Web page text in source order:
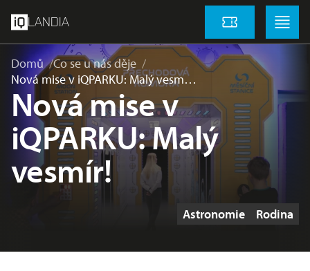
LANDIA Vstupenky
Menu
Domů
Co se u nás děje
Nová mise v iQPARKU: Malý vesm…
Nová mise v
iQPARKU: Malý
vesmír!
Štítky
Astronomie Rodina